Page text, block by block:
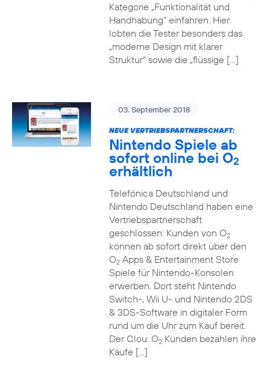
Kategorie „Funktionalität und
Handhabung“ einfahren. Hier
lobten die Tester besonders das
„moderne Design mit klarer
Struktur“ sowie die „flüssige […]
03. September 2018
NEUE VERTRIEBSPARTNERSCHAFT:
Nintendo Spiele ab
sofort online bei O2
erhältlich
Telefónica Deutschland und
Nintendo Deutschland haben eine
Vertriebspartnerschaft
geschlossen: Kunden von O2
können ab sofort direkt über den
O2Apps & Entertainment Store
Spiele für Nintendo-Konsolen
erwerben. Dort steht Nintendo
Switch-, Wii U- und Nintendo 2DS
& 3DS-Software in digitaler Form
rund um die Uhr zum Kauf bereit.
Der Clou: O2Kunden bezahlen ihre
Käufe […]